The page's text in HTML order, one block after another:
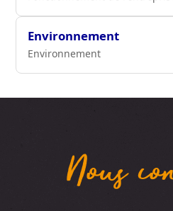
Environnement
Environnement
Nous